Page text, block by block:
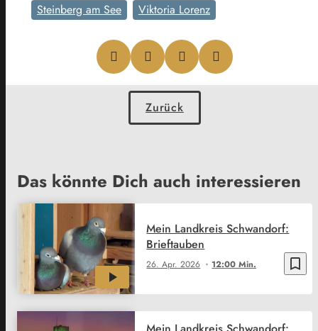
Steinberg am See
Viktoria Lorenz
Zurück
Das könnte Dich auch interessieren
bookmark_border
26. Apr. 2026 12:00 Min.
Mein Landkreis Schwandorf:
Brieftauben